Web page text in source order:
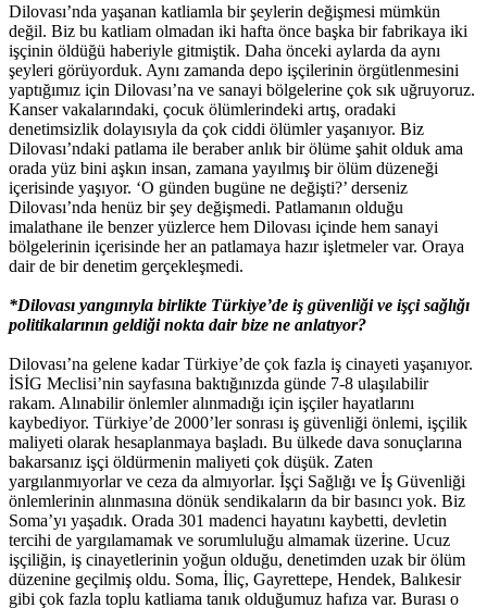
Dilovası’nda yaşanan katliamla bir şeylerin değişmesi mümkün
değil. Biz bu katliam olmadan iki hafta önce başka bir fabrikaya iki
işçinin öldüğü haberiyle gitmiştik. Daha önceki aylarda da aynı
şeyleri görüyorduk. Aynı zamanda depo işçilerinin örgütlenmesini
yaptığımız için Dilovası’na ve sanayi bölgelerine çok sık uğruyoruz.
Kanser vakalarındaki, çocuk ölümlerindeki artış, oradaki
denetimsizlik dolayısıyla da çok ciddi ölümler yaşanıyor. Biz
Dilovası’ndaki patlama ile beraber anlık bir ölüme şahit olduk ama
orada yüz bini aşkın insan, zamana yayılmış bir ölüm düzeneği
içerisinde yaşıyor. ‘O günden bugüne ne değişti?’ derseniz
Dilovası’nda henüz bir şey değişmedi. Patlamanın olduğu
imalathane ile benzer yüzlerce hem Dilovası içinde hem sanayi
bölgelerinin içerisinde her an patlamaya hazır işletmeler var. Oraya
dair de bir denetim gerçekleşmedi.
*Dilovası yangınıyla birlikte Türkiye’de iş güvenliği ve işçi sağlığı
politikalarının geldiği nokta dair bize ne anlatıyor?
Dilovası’na gelene kadar Türkiye’de çok fazla iş cinayeti yaşanıyor.
İSİG Meclisi’nin sayfasına baktığınızda günde 7-8 ulaşılabilir
rakam. Alınabilir önlemler alınmadığı için işçiler hayatlarını
kaybediyor. Türkiye’de 2000’ler sonrası iş güvenliği önlemi, işçilik
maliyeti olarak hesaplanmaya başladı. Bu ülkede dava sonuçlarına
bakarsanız işçi öldürmenin maliyeti çok düşük. Zaten
yargılanmıyorlar ve ceza da almıyorlar. İşçi Sağlığı ve İş Güvenliği
önlemlerinin alınmasına dönük sendikaların da bir basıncı yok. Biz
Soma’yı yaşadık. Orada 301 madenci hayatını kaybetti, devletin
tercihi de yargılamamak ve sorumluluğu almamak üzerine. Ucuz
işçiliğin, iş cinayetlerinin yoğun olduğu, denetimden uzak bir ölüm
düzenine geçilmiş oldu. Soma, İliç, Gayrettepe, Hendek, Balıkesir
gibi çok fazla toplu katliama tanık olduğumuz hafıza var. Burası o